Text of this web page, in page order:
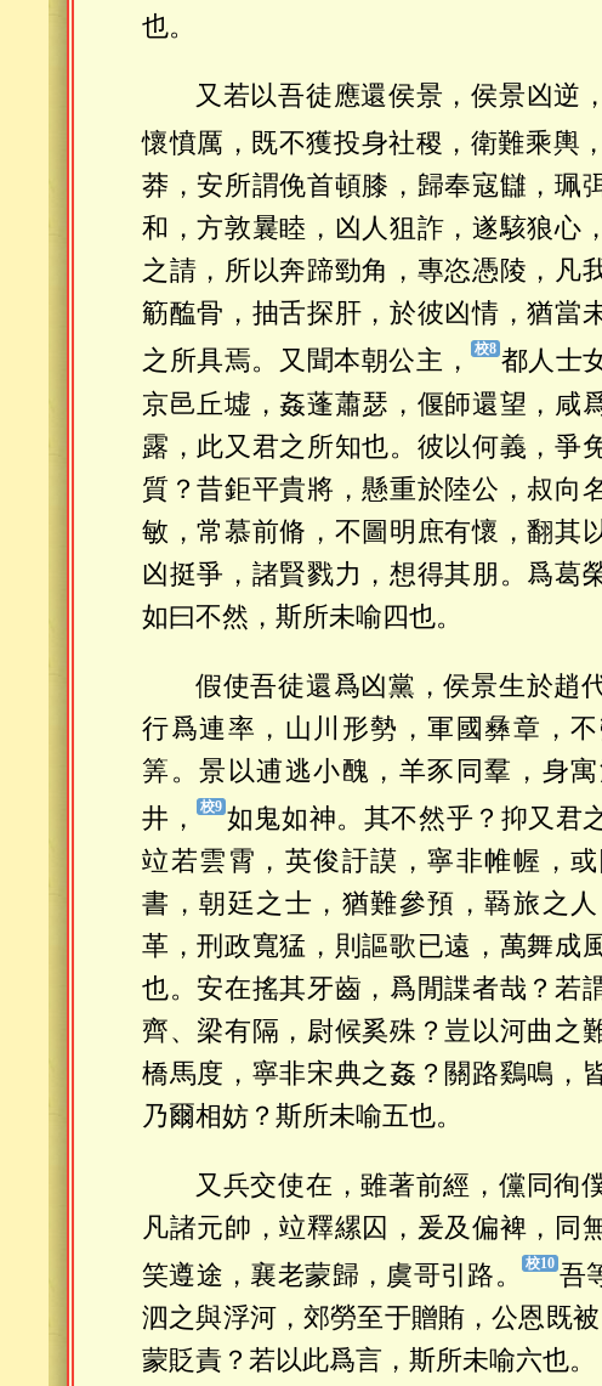
也。
又若以吾徒應還侯景，侯景凶逆
懷憤厲，既不獲投身社稷，衛難乘輿
莽，安所謂俛首頓膝，歸奉寇讎，珮
和，方敦曩睦，凶人狙詐，遂駭狼心
之請，所以奔蹄勁角，專恣憑陵，凡
䈥醢骨，抽舌探肝，於彼凶情，猶當
之所具焉。又聞本朝公主，
都人士
京邑丘墟，姦蓬蕭瑟，偃師還望，咸
露，此又君之所知也。彼以何義，爭
質？昔鉅平貴將，懸重於陸公，叔向
敏，常慕前脩，不圖明庶有懷，翻其
凶挺爭，諸賢戮力，想得其朋。爲葛
如曰不然，斯所未喻四也。
假使吾徒還爲凶黨，侯景生於趙
行爲連率，山川形勢，軍國彝章，
筭。景以逋逃小醜，羊豕同羣，身
井，
如鬼如神。其不然乎？抑又君
竝若雲霄，英俊訏謨，寧非帷幄，
書，朝廷之士，猶難參預，羇旅之
革，刑政寬猛，則謳歌已遠，萬舞成
也。安在搖其牙齒，爲閒諜者哉？若
齊、梁有隔，尉候奚殊？豈以河曲之
橋馬度，寧非宋典之姦？關路鷄鳴，
乃爾相妨？斯所未喻五也。
又兵交使在，雖著前經，儻同徇
凡諸元帥，竝釋縲囚，爰及偏裨，同
笑遵途，襄老蒙歸，虞哥引路。
吾
泗之與浮河，郊勞至于贈賄，公恩既
蒙貶責？若以此爲言，斯所未喻六也。